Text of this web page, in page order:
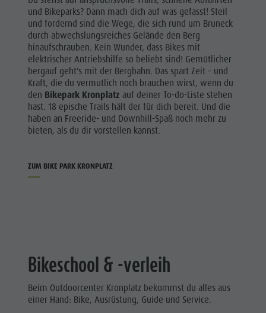
und Bikeparks? Dann mach dich auf was gefasst! Steil
und fordernd sind die Wege, die sich rund um Bruneck
durch abwechslungsreiches Gelände den Berg
hinaufschrauben. Kein Wunder, dass Bikes mit
elektrischer Antriebshilfe so beliebt sind! Gemütlicher
bergauf geht's mit der Bergbahn. Das spart Zeit – und
Kraft, die du vermutlich noch brauchen wirst, wenn du
den Bikepark Kronplatz auf deiner To-do-Liste stehen
hast. 18 epische Trails hält der für dich bereit. Und die
haben an Freeride- und Downhill-Spaß noch mehr zu
bieten, als du dir vorstellen kannst.
ZUM BIKE PARK KRONPLATZ
Bikeschool & -verleih
Beim Outdoorcenter Kronplatz bekommst du alles aus
einer Hand: Bike, Ausrüstung, Guide und Service.